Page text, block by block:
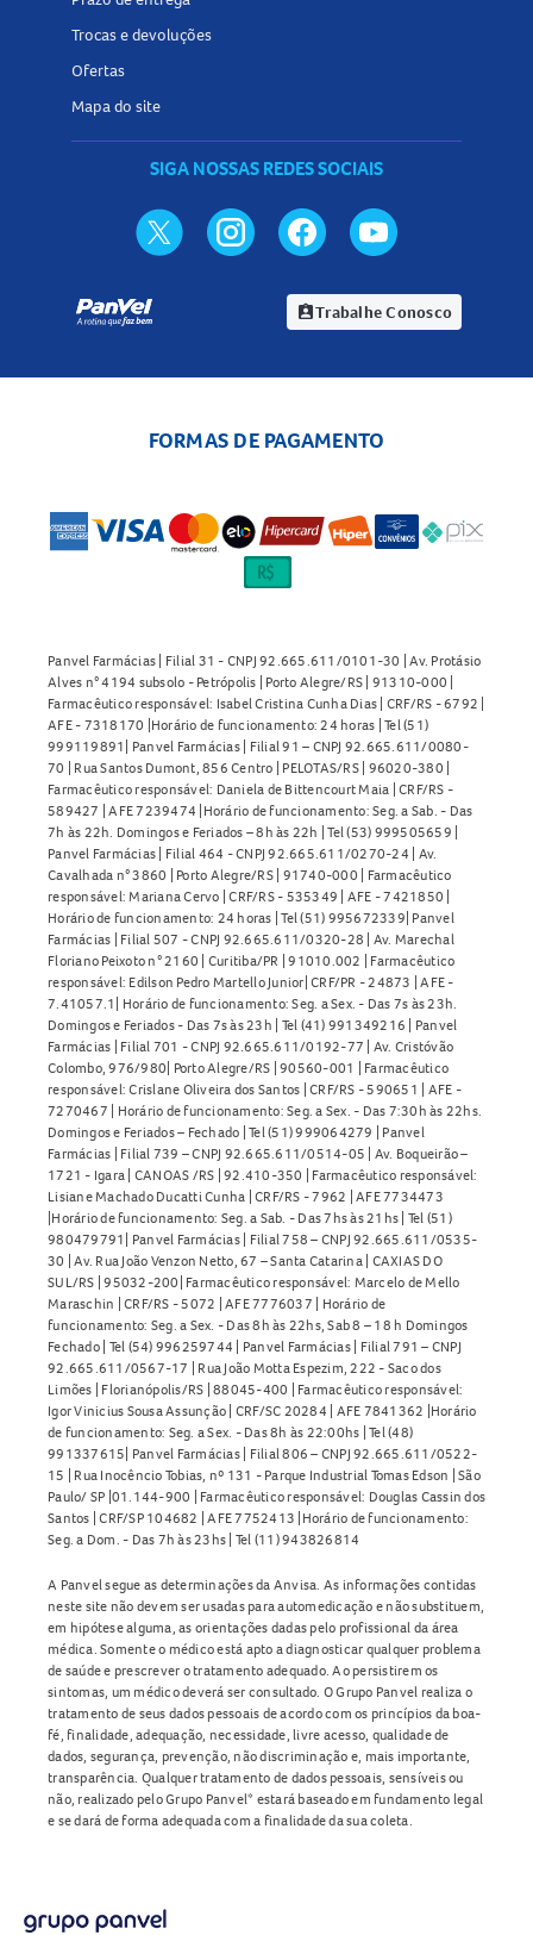
Trocas e devoluções
Ofertas
Mapa do site
SIGA NOSSAS REDES SOCIAIS
assignment_indTrabalhe Conosco
FORMAS DE PAGAMENTO
Panvel Farmácias | Filial 31 - CNPJ 92.665.611/0101-30 | Av. Protásio
Alves n° 4194 subsolo - Petrópolis | Porto Alegre/RS | 91310-000 |
Farmacêutico responsável: Isabel Cristina Cunha Dias | CRF/RS - 6792 |
AFE - 7318170 |Horário de funcionamento: 24 horas | Tel (51)
999119891| Panvel Farmácias | Filial 91 – CNPJ 92.665.611/0080-
70 | Rua Santos Dumont, 856 Centro | PELOTAS/RS | 96020-380 |
Farmacêutico responsável: Daniela de Bittencourt Maia | CRF/RS -
589427 | AFE 7239474 |Horário de funcionamento: Seg. a Sab. - Das
7h às 22h. Domingos e Feriados – 8h às 22h | Tel (53) 999505659 |
Panvel Farmácias | Filial 464 - CNPJ 92.665.611/0270-24 | Av.
Cavalhada n° 3860 | Porto Alegre/RS | 91740-000 | Farmacêutico
responsável: Mariana Cervo | CRF/RS - 535349 | AFE - 7421850 |
Horário de funcionamento: 24 horas | Tel (51) 995672339| Panvel
Farmácias | Filial 507 - CNPJ 92.665.611/0320-28 | Av. Marechal
Floriano Peixoto n° 2160 | Curitiba/PR | 91010.002 | Farmacêutico
responsável: Edilson Pedro Martello Junior| CRF/PR - 24873 | AFE -
7.41057.1| Horário de funcionamento: Seg. a Sex. - Das 7s às 23h.
Domingos e Feriados - Das 7s às 23h | Tel (41) 991349216 | Panvel
Farmácias | Filial 701 - CNPJ 92.665.611/0192-77 | Av. Cristóvão
Colombo, 976/980| Porto Alegre/RS | 90560-001 | Farmacêutico
responsável: Crislane Oliveira dos Santos | CRF/RS - 590651 | AFE -
7270467 | Horário de funcionamento: Seg. a Sex. - Das 7:30h às 22hs.
Domingos e Feriados – Fechado | Tel (51) 999064279 | Panvel
Farmácias | Filial 739 – CNPJ 92.665.611/0514-05 | Av. Boqueirão –
1721 - Igara | CANOAS /RS | 92.410-350 | Farmacêutico responsável:
Lisiane Machado Ducatti Cunha | CRF/RS - 7962 | AFE 7734473
|Horário de funcionamento: Seg. a Sab. - Das 7hs às 21hs | Tel (51)
980479791| Panvel Farmácias | Filial 758 – CNPJ 92.665.611/0535-
30 | Av. Rua João Venzon Netto, 67 – Santa Catarina | CAXIAS DO
SUL/RS | 95032-200| Farmacêutico responsável: Marcelo de Mello
Maraschin | CRF/RS - 5072 | AFE 7776037 | Horário de
funcionamento: Seg. a Sex. - Das 8h às 22hs, Sab 8 – 18 h Domingos
Fechado | Tel (54) 996259744 | Panvel Farmácias | Filial 791 – CNPJ
92.665.611/0567-17 | Rua João Motta Espezim, 222 - Saco dos
Limões | Florianópolis/RS | 88045-400 | Farmacêutico responsável:
Igor Vinicius Sousa Assunção | CRF/SC 20284 | AFE 7841362 |Horário
de funcionamento: Seg. a Sex. - Das 8h às 22:00hs | Tel (48)
991337615| Panvel Farmácias | Filial 806 – CNPJ 92.665.611/0522-
15 | Rua Inocêncio Tobias, nº 131 - Parque Industrial Tomas Edson | São
Paulo/ SP |01.144-900 | Farmacêutico responsável: Douglas Cassin dos
Santos | CRF/SP 104682 | AFE 7752413 |Horário de funcionamento:
Seg. a Dom. - Das 7h às 23hs | Tel (11) 943826814
A Panvel segue as determinações da Anvisa. As informações contidas
neste site não devem ser usadas para automedicação e não substituem,
em hipótese alguma, as orientações dadas pelo profissional da área
médica. Somente o médico está apto a diagnosticar qualquer problema
de saúde e prescrever o tratamento adequado. Ao persistirem os
sintomas, um médico deverá ser consultado. O Grupo Panvel realiza o
tratamento de seus dados pessoais de acordo com os princípios da boa-
fé, finalidade, adequação, necessidade, livre acesso, qualidade de
dados, segurança, prevenção, não discriminação e, mais importante,
transparência. Qualquer tratamento de dados pessoais, sensíveis ou
não, realizado pelo Grupo Panvel* estará baseado em fundamento legal
e se dará de forma adequada com a finalidade da sua coleta.